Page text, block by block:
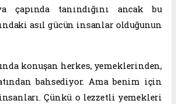
çapında tanındığını ancak bu
asıl gücün insanlar olduğunun
konuşan herkes, yemeklerinden,
bahsediyor. Ama benim için
Çünkü o lezzetli yemekleri